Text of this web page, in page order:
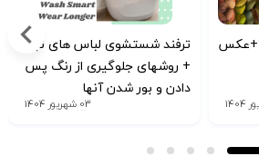
رنگ های ترند پاییز 2025+عکس
ترفند شستشوی لباس های تیره
+ روشهای جلوگیری از رنگ پس
دادن و بور شدن آنها
03 شهریور 1404